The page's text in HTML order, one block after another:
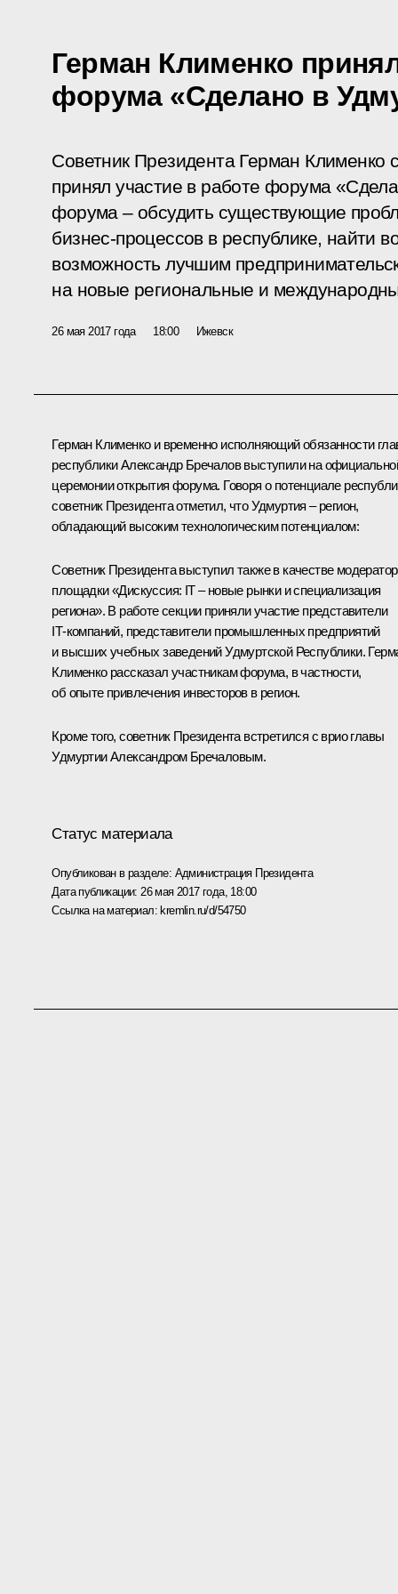
Герман Клименко
форума «Сделано в
Советник Президента Герман Клименко
принял участие в работе форума
форума – обсудить существующие
бизнес-процессов в республике, найти
возможность лучшим
на новые региональные и
26 мая 2017 года 18:00 Ижевск
Герман Клименкои временно исполняющий обязанности
республикиАлександр Бречаловвыступили на
церемонии открытия форума. Говоря о потенциале
советник Президента отметил, что Удмуртия – регион,
обладающий высоким технологическим потенциалом:
Советник Президента выступил также в качестве
площадки «Дискуссия: IT – новые рынки и специализация
региона». В работе секции приняли участие представители
IT‑компаний, представители промышленных предприятий
и высших учебных заведений Удмуртской Республики.
Клименко рассказал участникам форума, в частности,
об опыте привлечения инвесторов в регион.
Кроме того, советник Президента встретился с врио главы
Удмуртии Александром Бречаловым.
Статус материала
Опубликован в разделе: Администрация Президента
Дата публикации: 26 мая 2017 года, 18:00
Ссылка на материал: kremlin.ru/d/54750